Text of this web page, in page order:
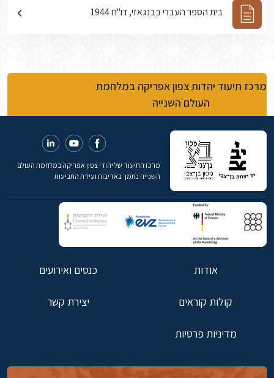
בית הספר העברי בבנגאזי, דו"ח 1944
מרכז תיעוד יהדות צפון אפריקה במלחמת
העולם השנייה
מרכז התיעוד של יהודי צפון אפריקה במלחמת העולם
השנייה נתמך באדיבות ועידת התביעות
אודות כנסים ואירועים
קולות קוראים יצירת קשר
מדיניות פרטיות